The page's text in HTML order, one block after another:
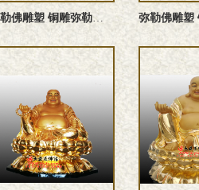
弥勒佛雕塑 铜雕弥勒佛像 弥勒佛塑像 弥勒佛铜像